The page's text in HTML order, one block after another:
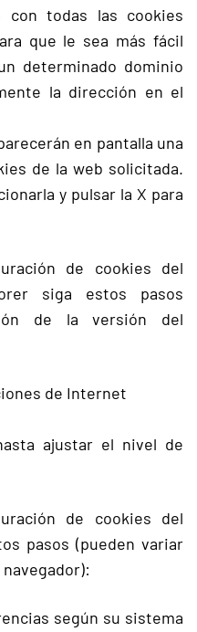
todas las cookies
que le sea más fácil
determinado dominio
la dirección en el
en pantalla una
de la web solicitada.
y pulsar la X para
de cookies del
siga estos pasos
de la versión del
de Internet
ajustar el nivel de
de cookies del
pasos (pueden variar
según su sistema